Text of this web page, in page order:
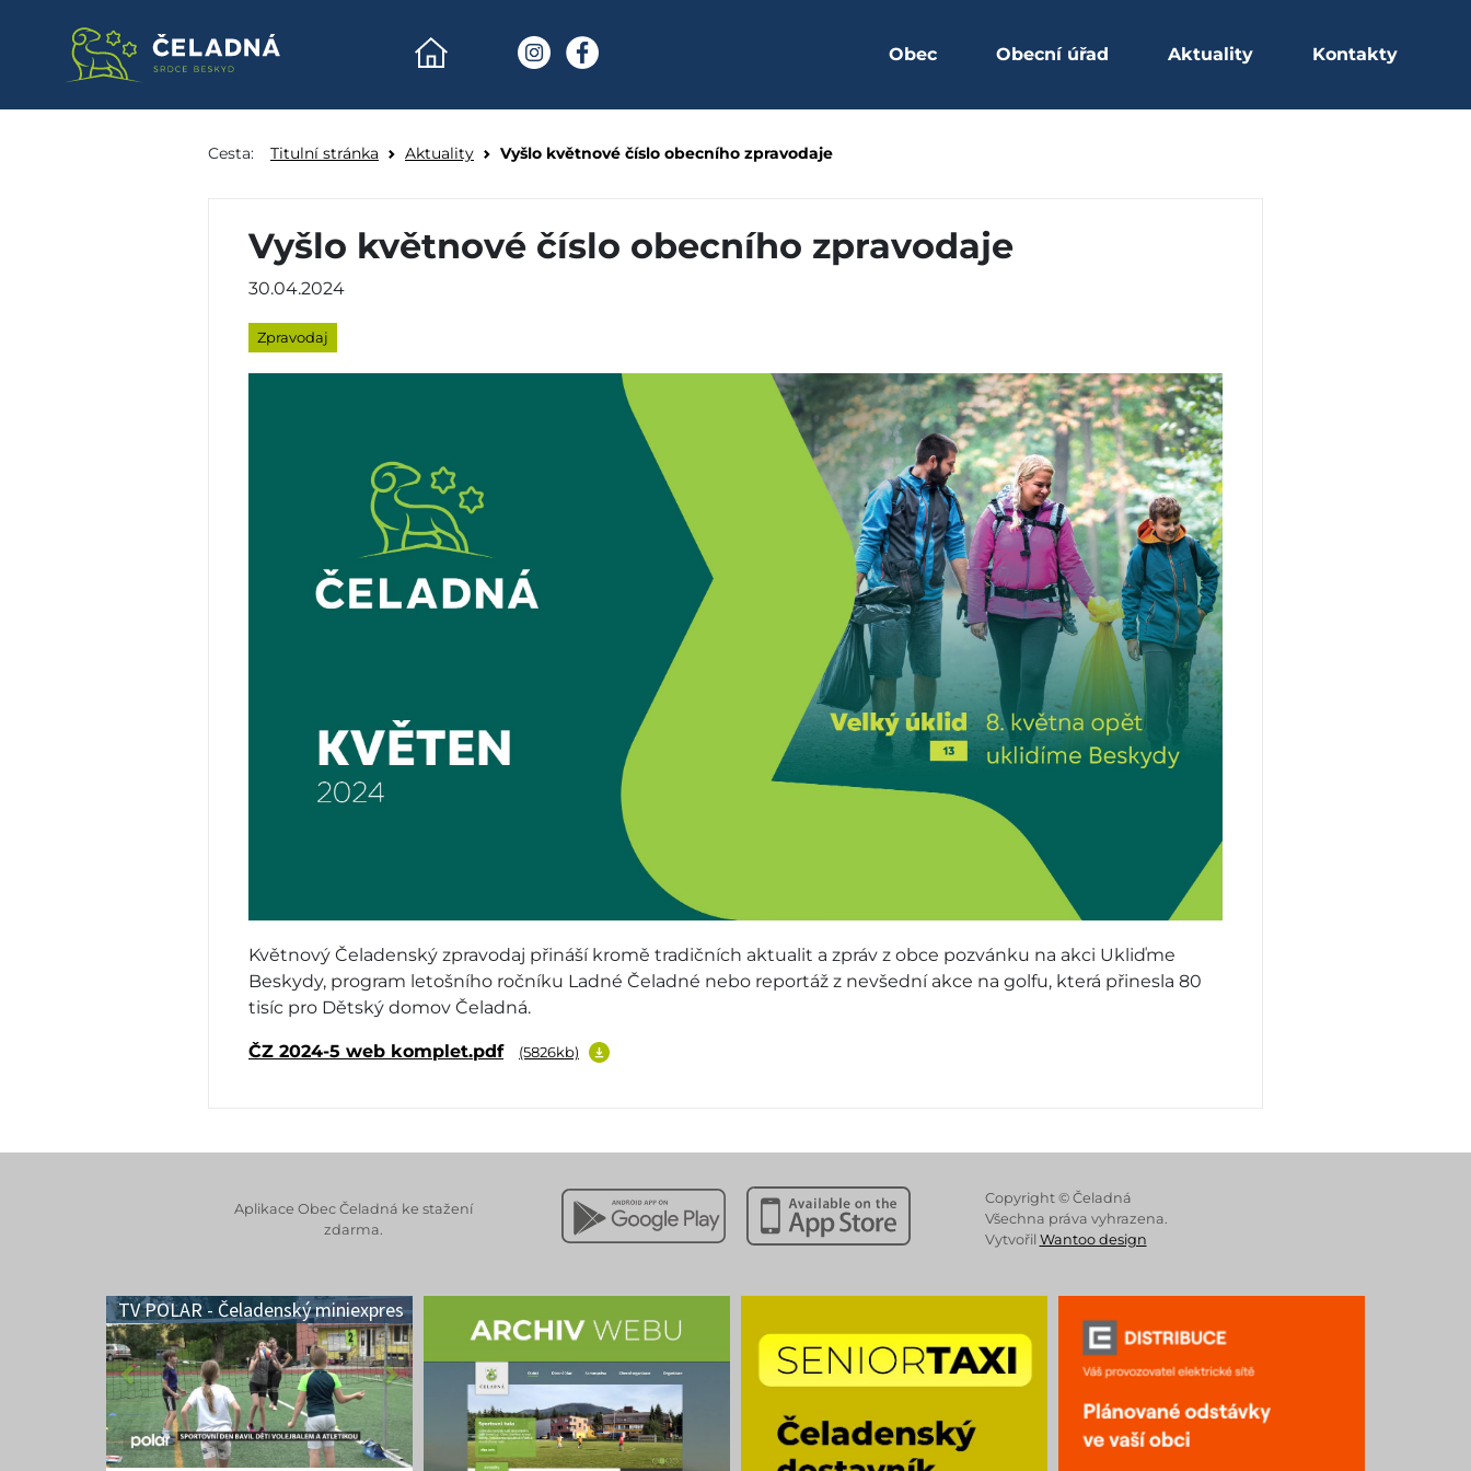
Vyšlo květnové číslo obecního zpravodaje - Obec Čeladná
Obec Obecní úřad Aktuality Kontakty
Cesta: Titulní stránka Aktuality Vyšlo květnové číslo obecního zpravodaje
Vyšlo květnové číslo obecního zpravodaje
30.04.2024
Zpravodaj
Květnový Čeladenský zpravodaj přináší kromě tradičních aktualit a zpráv z obce pozvánku na akci Ukliďme
Beskydy, program letošního ročníku Ladné Čeladné nebo reportáž z nevšední akce na golfu, která přinesla 80
tisíc pro Dětský domov Čeladná.
ČZ 2024-5 web komplet.pdf (5826kb)
Aplikace Obec Čeladná ke stažení
zdarma.
Stáhnout z Google Play Stáhnout z Apple App StoreCopyright © Čeladná
Všechna práva vyhrazena.
Vytvořil Wantoo design